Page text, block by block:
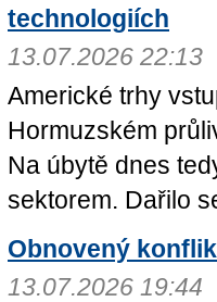
technologiích
13.07.2026 22:13
Americké trhy
Hormuzském
Na úbytě dnes
sektorem. Dařilo
Obnovený
13.07.2026 19:44